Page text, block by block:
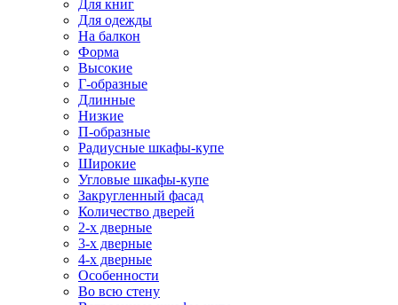
Для книг
Для одежды
На балкон
Форма
Высокие
Г-образные
Длинные
Низкие
П-образные
Радиусные шкафы-купе
Широкие
Угловые шкафы-купе
Закругленный фасад
Количество дверей
2-х дверные
3-х дверные
4-х дверные
Особенности
Во всю стену